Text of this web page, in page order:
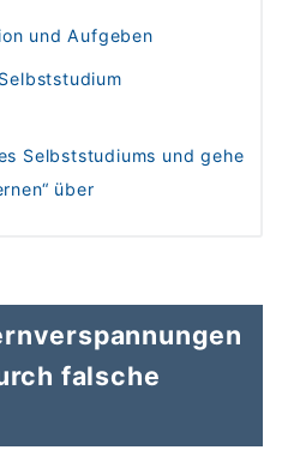
und Aufgeben
Selbststudiums und gehe
über
falsche